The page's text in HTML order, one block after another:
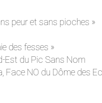
peur et sans pioches »
des fesses »
Est du Pic Sans Nom
Face NO du Dôme des